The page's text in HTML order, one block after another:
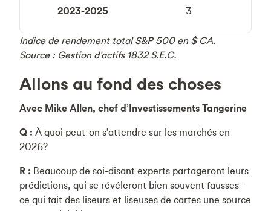
2023-2025 3
Indice de rendement total S&P 500 en $ CA.
Source : Gestion d’actifs 1832 S.E.C.
Allons au fond des choses
Avec Mike Allen, chef d’Investissements Tangerine
Q : À quoi peut-on s’attendre sur les marchés en
2026?
R : Beaucoup de soi-disant experts partageront leurs
prédictions, qui se révéleront bien souvent fausses –
ce qui fait des liseurs et liseuses de cartes une source